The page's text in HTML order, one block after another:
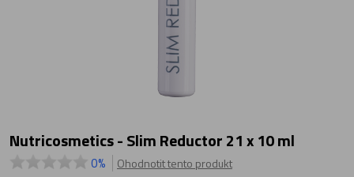
Nutricosmetics - Slim Reductor 21 x 10 ml
0% Ohodnotit tento produkt